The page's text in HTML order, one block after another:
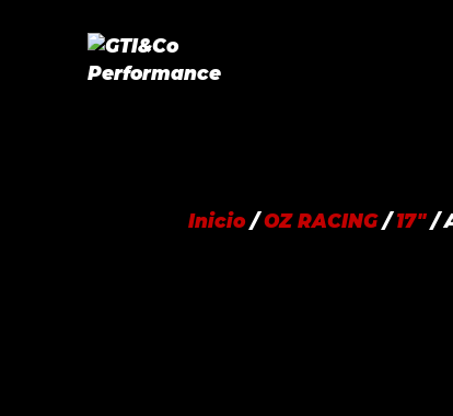
contenido
Inicio/OZ RACING/ 17"/